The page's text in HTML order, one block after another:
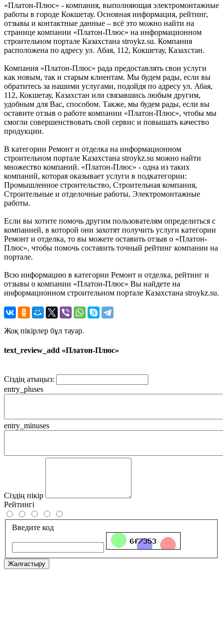
«Платон-Плюс» - компания, выполняющая электромонтажные
работы в городе Кокшетау. Основная информация, рейтинг,
отзывы и контактные данные – всё это можно найти на
странице компании «Платон-Плюс» на информационном
строительном портале Казахстана stroykz.su. Компания
расположена по адресу ул. Абая, 112, Кокшетау, Казахстан.
Компания «Платон-Плюс» рада предоставлять свои услуги
как новым, так и старым клиентам. Мы будем рады, если вы
обратитесь за нашими услугами, подойдя по адресу ул. Абая,
112, Кокшетау, Казахстан или связавшись любым другим,
удобным для Вас, способом. Также, мы будем рады, если вы
оставите отзыв о работе компании «Платон-Плюс», чтобы мы
смогли совершенствовать свой сервис и повышать качество
продукции.
В категории Ремонт и отделка на информационном
строительном портале Казахстана stroykz.su можно найти
множество компаний. «Платон-Плюс» - одна из таких
компаний, которая оказывает услуги в подкатегории:
Промышленное строительство, Строительная компания,
Строительные и отделочные работы, Электромонтажные
работы.
Если вы хотите помочь другим пользователям определиться с
компанией, в которой они захотят получить услуги категории
Ремонт и отделка, то вы можете оставить отзыв о «Платон-
Плюс», чтобы помочь составить точный рейтинг компании на
портале.
Всю информацию в категории Ремонт и отделка, рейтинг и
отзывы о компании «Платон-Плюс» Вы найдете на
информационном строительном портале Казахстана stroykz.su.
Жоқ пікірлер бұл тауар.
text_review_add «Платон-Плюс»
Сіздің атыңыз:
entry_pluses
entry_minuses
Сіздің пікір
Рейтингі
Введите код
Жалғастыру